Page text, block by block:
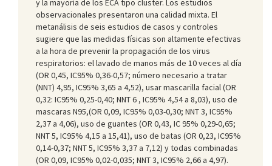
observacionales presentaron una calidad mixta. El
metanálisis de seis estudios de casos y controles
sugiere que las medidas físicas son altamente efectivas
a la hora de prevenir la propagación de los virus
respiratorios: el lavado de manos más de 10 veces al día
(OR 0,45, IC95% 0,36-0,57; número necesario a tratar
(NNT) 4,95, IC95% 3,65 a 4,52), usar mascarilla facial (OR
0,32: IC95% 0,25-0,40; NNT 6 , IC95% 4,54 a 8,03), uso de
mascaras N95,(OR 0,09, IC95% 0,03-0,30; NNT 3, IC95%
2,37 a 4,06), uso de guantes (OR 0,43, IC 95% 0,29-0,65;
NNT 5, IC95% 4,15 a 15,41), uso de batas (OR 0,23, IC95%
0,14-0,37; NNT 5, IC95% 3,37 a 7,12) y todas combinadas
(OR 0,09, IC95% 0,02-0,035; NNT 3, IC95% 2,66 a 4,97).